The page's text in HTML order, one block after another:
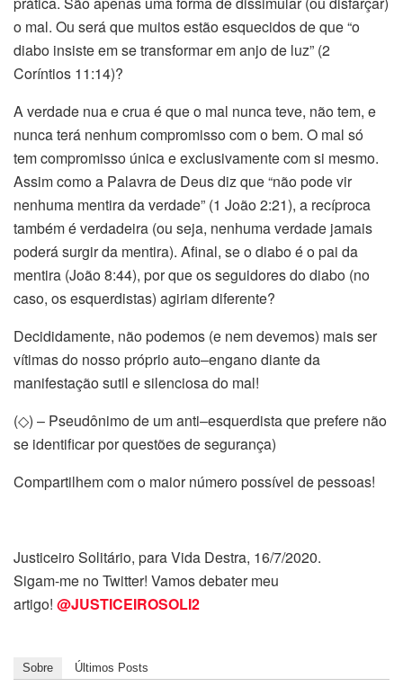
o mal. Ou será que muitos estão esquecidos de que “o
diabo insiste em se transformar em anjo de luz” (2
Coríntios 11:14)?
A verdade nua e crua é que o mal nunca teve, não tem, e
nunca terá nenhum compromisso com o bem. O mal só
tem compromisso única e exclusivamente com si mesmo.
Assim como a Palavra de Deus diz que “não pode vir
nenhuma mentira da verdade” (1 João 2:21), a recíproca
também é verdadeira (ou seja, nenhuma verdade jamais
poderá surgir da mentira). Afinal, se o diabo é o pai da
mentira (João 8:44), por que os seguidores do diabo (no
caso, os esquerdistas) agiriam diferente?
Decididamente, não podemos (e nem devemos) mais ser
vítimas do nosso próprio auto–engano diante da
manifestação sutil e silenciosa do mal!
(◇) – Pseudônimo de um anti–esquerdista que prefere não
se identificar por questões de segurança)
Compartilhem com o maior número possível de pessoas!
Justiceiro Solitário, para Vida Destra, 16/7/2020.
Sigam-me no Twitter! Vamos debater meu
artigo! @JUSTICEIROSOLI2
Sobre Últimos Posts